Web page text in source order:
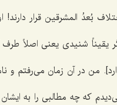
بُعدُ المشرقین قرار دارند!
یقیناً شنیدى یعنى اصلاً
من در آن زمان مى‌رفتم و
که چه مطالبى را به